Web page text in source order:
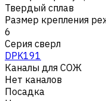
Твердый сплав
Размер крепления
6
Серия сверл
DPK191
Каналы для СОЖ
Нет каналов
Посадка